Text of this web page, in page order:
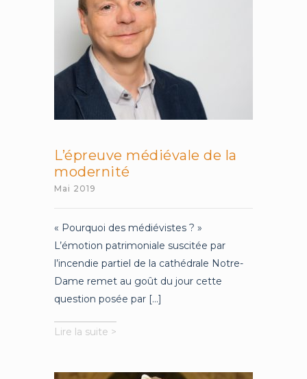
L’épreuve médiévale de la
modernité
Mai 2019
« Pourquoi des médiévistes ? »
L’émotion patrimoniale suscitée par
l’incendie partiel de la cathédrale Notre-
Dame remet au goût du jour cette
question posée par [...]
Lire la suite >
la